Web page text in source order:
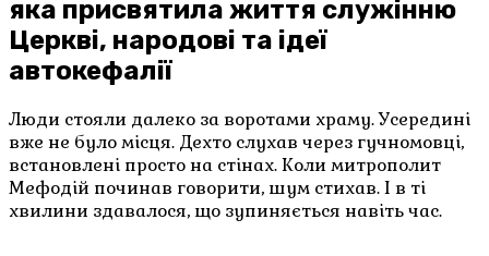
яка присвятила життя служінню
Церкві, народові та ідеї
автокефалії
Люди стояли далеко за воротами храму. Усередині
вже не було місця. Дехто слухав через гучномовці,
встановлені просто на стінах. Коли митрополит
Мефодій починав говорити, шум стихав. І в ті
хвилини здавалося, що зупиняється навіть час.